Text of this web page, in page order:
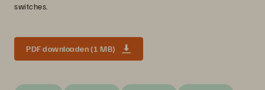
switches.
PDF downloaden (1 MB)